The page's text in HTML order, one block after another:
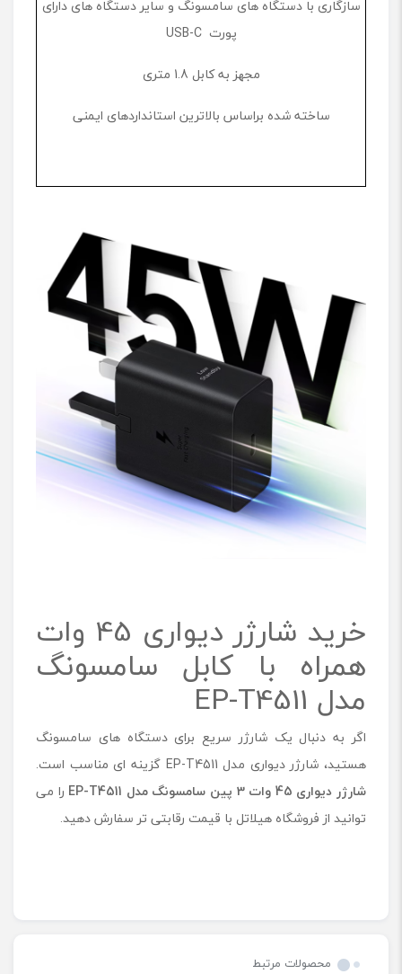
سازگاری با دستگاه‌ های سامسونگ و سایر دستگاه‌ های دارای
پورت USB-C
مجهز به کابل 1.8 متری
ساخته شده براساس بالاترین استانداردهای ایمنی
خرید شارژر دیواری 45 وات
همراه با کابل سامسونگ
مدل EP-T4511
اگر به دنبال یک شارژر سریع برای دستگاه‌ های سامسونگ
هستید، شارژر دیواری مدل EP-T4511 گزینه ‌ای مناسب است.
شارژر دیواری 45 وات 3 پین سامسونگ مدل EP-T4511
را می
توانید از فروشگاه هیلاتل با قیمت رقابتی تر سفارش دهید.
محصولات مرتبط